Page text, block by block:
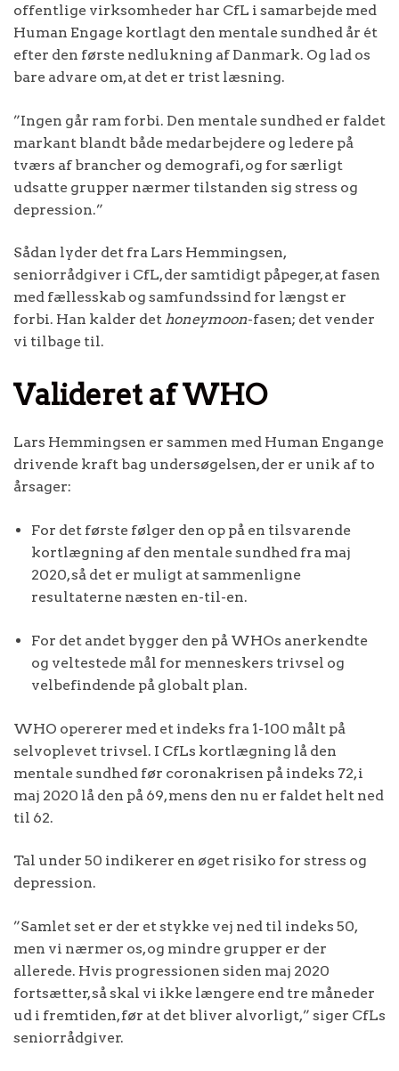
offentlige virksomheder har CfL i samarbejde med
Human Engage kortlagt den mentale sundhed år ét
efter den første nedlukning af Danmark. Og lad os
bare advare om, at det er trist læsning.
”Ingen går ram forbi. Den mentale sundhed er faldet
markant blandt både medarbejdere og ledere på
tværs af brancher og demografi, og for særligt
udsatte grupper nærmer tilstanden sig stress og
depression.”
Sådan lyder det fra Lars Hemmingsen,
seniorrådgiver i CfL, der samtidigt påpeger, at fasen
med fællesskab og samfundssind for længst er
forbi. Han kalder det honeymoon-fasen; det vender
vi tilbage til.
Valideret af WHO
Lars Hemmingsen er sammen med Human Engange
drivende kraft bag undersøgelsen, der er unik af to
årsager:
For det første følger den op på en tilsvarende
kortlægning af den mentale sundhed fra maj
2020, så det er muligt at sammenligne
resultaterne næsten en-til-en.
For det andet bygger den på WHOs anerkendte
og veltestede mål for menneskers trivsel og
velbefindende på globalt plan.
WHO opererer med et indeks fra 1-100 målt på
selvoplevet trivsel. I CfLs kortlægning lå den
mentale sundhed før coronakrisen på indeks 72, i
maj 2020 lå den på 69, mens den nu er faldet helt ned
til 62.
Tal under 50 indikerer en øget risiko for stress og
depression.
”Samlet set er der et stykke vej ned til indeks 50,
men vi nærmer os, og mindre grupper er der
allerede. Hvis progressionen siden maj 2020
fortsætter, så skal vi ikke længere end tre måneder
ud i fremtiden, før at det bliver alvorligt,” siger CfLs
seniorrådgiver.